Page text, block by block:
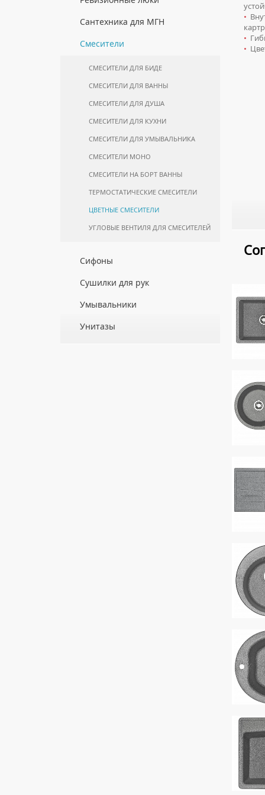
•
•
•
ИНСТАЛЛЯЦИЙ
ПОДВЕСНЫЕ
ШКАФЫ НАВЕСНЫЕ
МРАМОРНЫЕ МОЙКИ
ПРОФЕССИОНАЛЬНЫЕ МОЙКИ
СИФОНЫ ДЛЯ КУХОННЫХ МОЕК
КОМПЛЕКТУЮЩИЕ ДЛЯ
ПОЛОТЕНЦЕСУШИТЕЛЕЙ
ЛЮКИ ПОД ПЛИТКУ
Сантехника для МГН
ИНСТАЛЛЯЦИИ ДЛЯ МГН
Смесители
СМЕСИТЕЛИ ДЛЯ БИДЕ
СМЕСИТЕЛИ ДЛЯ ВАННЫ
СМЕСИТЕЛИ ДЛЯ ДУША
СМЕСИТЕЛИ ДЛЯ КУХНИ
СМЕСИТЕЛИ ДЛЯ УМЫВАЛЬНИКА
СМЕСИТЕЛИ МОНО
СМЕСИТЕЛИ НА БОРТ ВАННЫ
ТЕРМОСТАТИЧЕСКИЕ СМЕСИТЕЛИ
ЦВЕТНЫЕ СМЕСИТЕЛИ
УГЛОВЫЕ ВЕНТИЛЯ ДЛЯ СМЕСИТЕЛЕЙ
Сифоны
ДЛЯ ДУШЕВЫХ ПОДДОНОВ
Сушилки для рук
АВТОМАТИЧЕСКИЕ СУШИЛКИ ДЛЯ РУК
Умывальники
ВРЕЗНЫЕ УМЫВАЛЬНИКИ
Унитазы